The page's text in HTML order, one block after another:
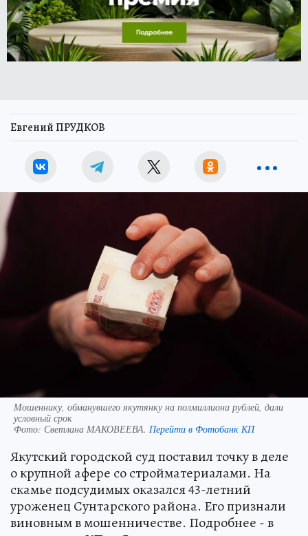
Евгений ПРУДКОВ
Мошеннику, обманувшего якутянку на полмиллиона рублей, дали
условный срок
Фото: Светлана МАКОВЕЕВА. Перейти в Фотобанк КП
Якутский городской суд поставил точку в деле
о крупной афере со стройматериалами. На
скамье подсудимых оказался 43-летний
уроженец Сунтарского района. Его признали
виновным в мошенничестве. Подробнее - в